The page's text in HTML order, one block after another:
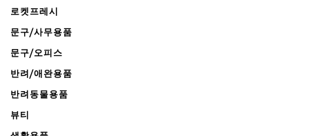
로켓프레시
문구/사무용품
문구/오피스
반려/애완용품
반려동물용품
뷰티